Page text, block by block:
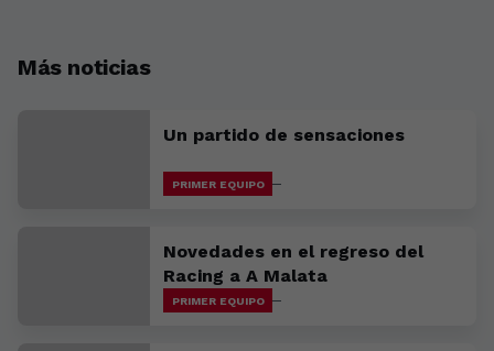
Más noticias
Un partido de sensaciones
PRIMER EQUIPO
Novedades en el regreso del
Racing a A Malata
PRIMER EQUIPO